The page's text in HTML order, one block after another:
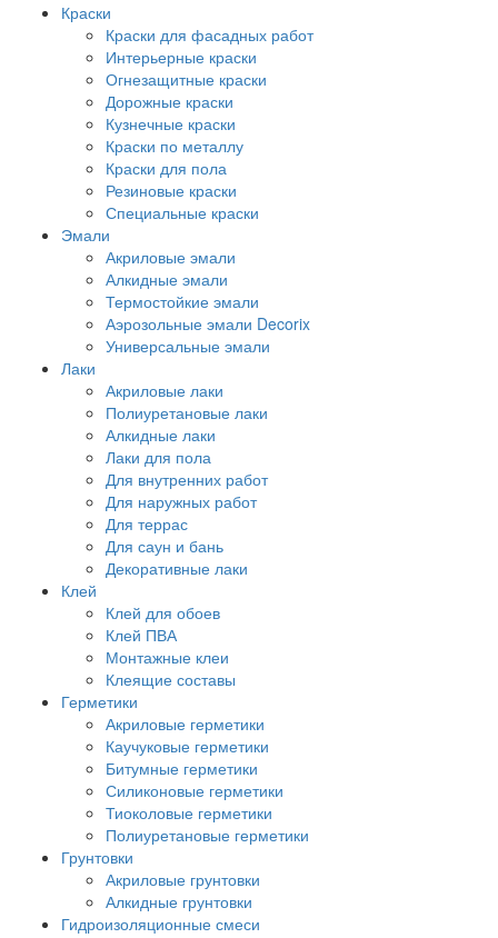
Краски
Краски для фасадных работ
Интерьерные краски
Огнезащитные краски
Дорожные краски
Кузнечные краски
Краски по металлу
Краски для пола
Резиновые краски
Специальные краски
Эмали
Акриловые эмали
Алкидные эмали
Термостойкие эмали
Аэрозольные эмали Decorix
Универсальные эмали
Лаки
Акриловые лаки
Полиуретановые лаки
Алкидные лаки
Лаки для пола
Для внутренних работ
Для наружных работ
Для террас
Для саун и бань
Декоративные лаки
Клей
Клей для обоев
Клей ПВА
Монтажные клеи
Клеящие составы
Герметики
Акриловые герметики
Каучуковые герметики
Битумные герметики
Силиконовые герметики
Тиоколовые герметики
Полиуретановые герметики
Грунтовки
Акриловые грунтовки
Алкидные грунтовки
Гидроизоляционные смеси